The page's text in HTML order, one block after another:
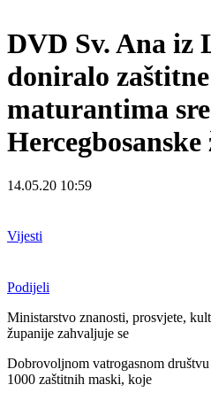
DVD Sv. Ana iz
doniralo
maturantima
14.05.20 10:59
Vijesti
Podijeli
Ministarstvo znanosti, prosvjete,
županije zahvaljuje se
Dobrovoljnom vatrogasnom
1000 zaštitnih maski, koje